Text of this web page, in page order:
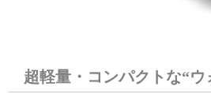
超軽量・コンパクトな“